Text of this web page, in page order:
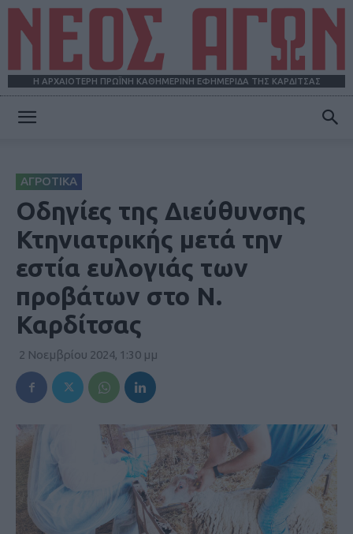
Η ΑΡΧΑΙΟΤΕΡΗ ΠΡΩΪΝΗ ΚΑΘΗΜΕΡΙΝΗ ΕΦΗΜΕΡΙΔΑ ΤΗΣ ΚΑΡΔΙΤΣΑΣ
ΑΓΡΟΤΙΚΑ
Οδηγίες της Διεύθυνσης
Κτηνιατρικής μετά την
εστία ευλογιάς των
προβάτων στο Ν.
Καρδίτσας
2 Νοεμβρίου 2024, 1:30 μμ